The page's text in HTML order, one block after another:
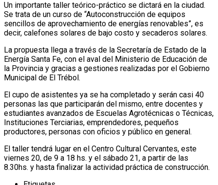
Un importante taller teórico-práctico se dictará en la ciudad.
Se trata de un curso de “Autoconstrucción de equipos
sencillos de aprovechamiento de energías renovables”, es
decir, calefones solares de bajo costo y secaderos solares.
La propuesta llega a través de la Secretaría de Estado de la
Energía Santa Fe, con el aval del Ministerio de Educación de
la Provincia y gracias a gestiones realizadas por el Gobierno
Municipal de El Trébol.
El cupo de asistentes ya se ha completado y serán casi 40
personas las que participarán del mismo, entre docentes y
estudiantes avanzados de Escuelas Agrotécnicas o Técnicas,
Instituciones Terciarias, emprendedores, pequeños
productores, personas con oficios y público en general.
El taller tendrá lugar en el Centro Cultural Cervantes, este
viernes 20, de 9 a 18 hs. y el sábado 21, a partir de las
8.30hs. y hasta finalizar la actividad práctica de construcción.